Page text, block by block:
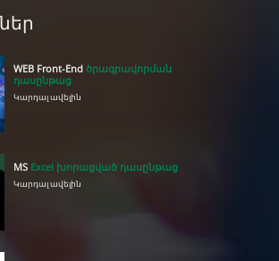
WEB Front-End ծրագրավորման
դասընթաց
Կարդալ ավելին
MS Excel խորացված դասընթաց
Կարդալ ավելին